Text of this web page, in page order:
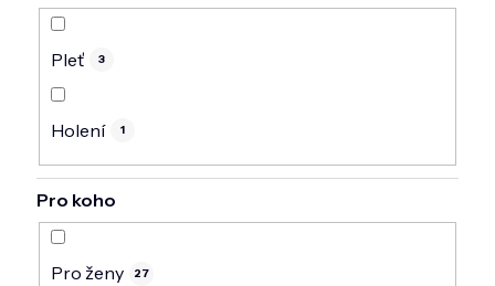
Pleť 3
Holení 1
Pro koho
Pro ženy 27